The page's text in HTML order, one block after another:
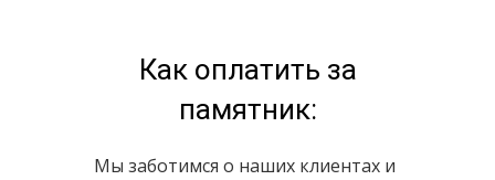
Как оплатить за
памятник:
Мы заботимся о наших клиентах и